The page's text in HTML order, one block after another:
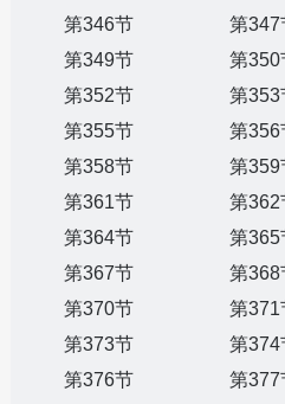
第346节
第347
第349节
第350
第352节
第353
第355节
第356
第358节
第359
第361节
第362
第364节
第365
第367节
第368
第370节
第371
第373节
第374
第376节
第377